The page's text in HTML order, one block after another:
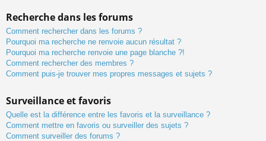
Recherche dans les forums
Comment rechercher dans les forums ?
Pourquoi ma recherche ne renvoie aucun résultat ?
Pourquoi ma recherche renvoie une page blanche ?!
Comment rechercher des membres ?
Comment puis-je trouver mes propres messages et sujets ?
Surveillance et favoris
Quelle est la différence entre les favoris et la surveillance ?
Comment mettre en favoris ou surveiller des sujets ?
Comment surveiller des forums ?